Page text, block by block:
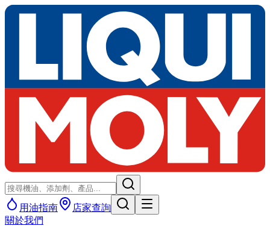
用油指南
店家查詢
關於我們